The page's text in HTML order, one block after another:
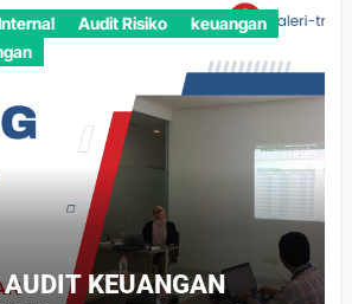
Audit Risiko
keuangan
KEUANGAN